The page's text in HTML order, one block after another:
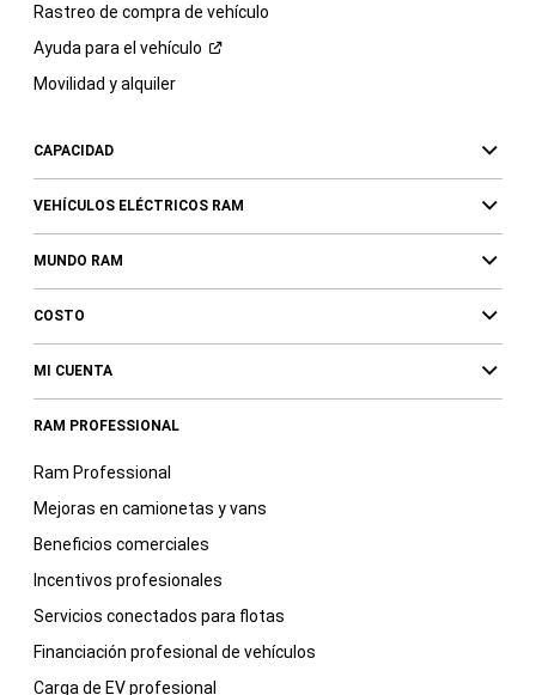
Rastreo de compra de vehículo
Ayuda para el vehículo
Movilidad y alquiler
CAPACIDAD
VEHÍCULOS ELÉCTRICOS RAM
MUNDO RAM
COSTO
MI CUENTA
RAM PROFESSIONAL
Ram Professional
Mejoras en camionetas y vans
Beneficios comerciales
Incentivos profesionales
Servicios conectados para flotas
Financiación profesional de vehículos
Carga de EV profesional